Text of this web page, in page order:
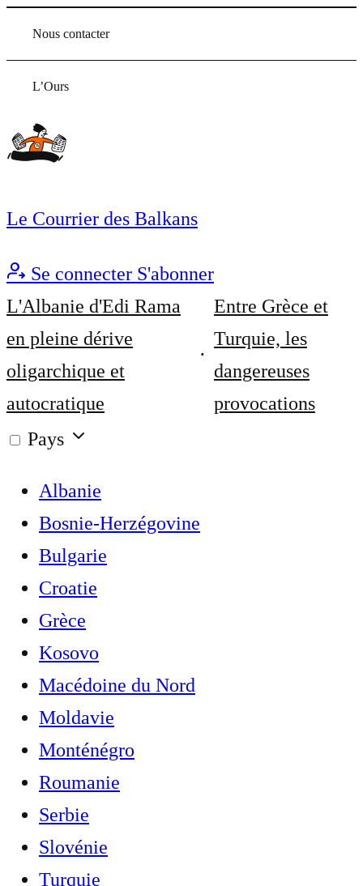
Nous contacter
L’Ours
Le Courrier des Balkans
Se connecter S'abonner
L'Albanie d'Edi Rama
en pleine dérive
oligarchique et
autocratique
Entre Grèce et
Turquie, les
dangereuses
provocations
Pays
Albanie
Bosnie-Herzégovine
Bulgarie
Croatie
Grèce
Kosovo
Macédoine du Nord
Moldavie
Monténégro
Roumanie
Serbie
Slovénie
Turquie